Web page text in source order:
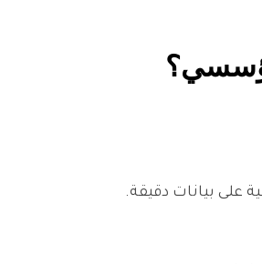
على بيانات دقيقة.